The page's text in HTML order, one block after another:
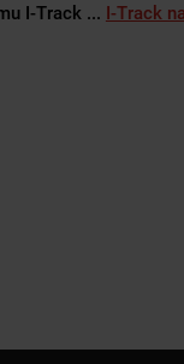
I-Track ... I-Track